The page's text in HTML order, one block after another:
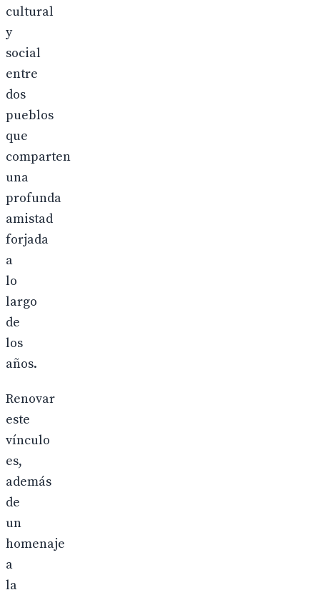
cultural
y
social
entre
dos
pueblos
que
comparten
una
profunda
amistad
forjada
a
lo
largo
de
los
años.
Renovar
este
vínculo
es,
además
de
un
homenaje
a
la